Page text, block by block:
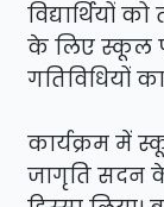
विद्यार्थियों
के लिए स्कूल
गतिविधियों
कार्यक्रम में
जागृति सदन